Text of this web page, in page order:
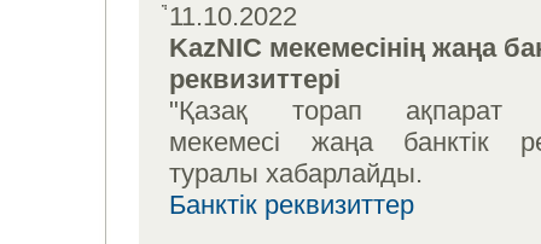
11.10.2022
KazNIC мекемесінің жаңа
реквизиттері
"Қазақ торап ақпарат
мекемесі жаңа банктік
туралы хабарлайды.
Банктік реквизиттер